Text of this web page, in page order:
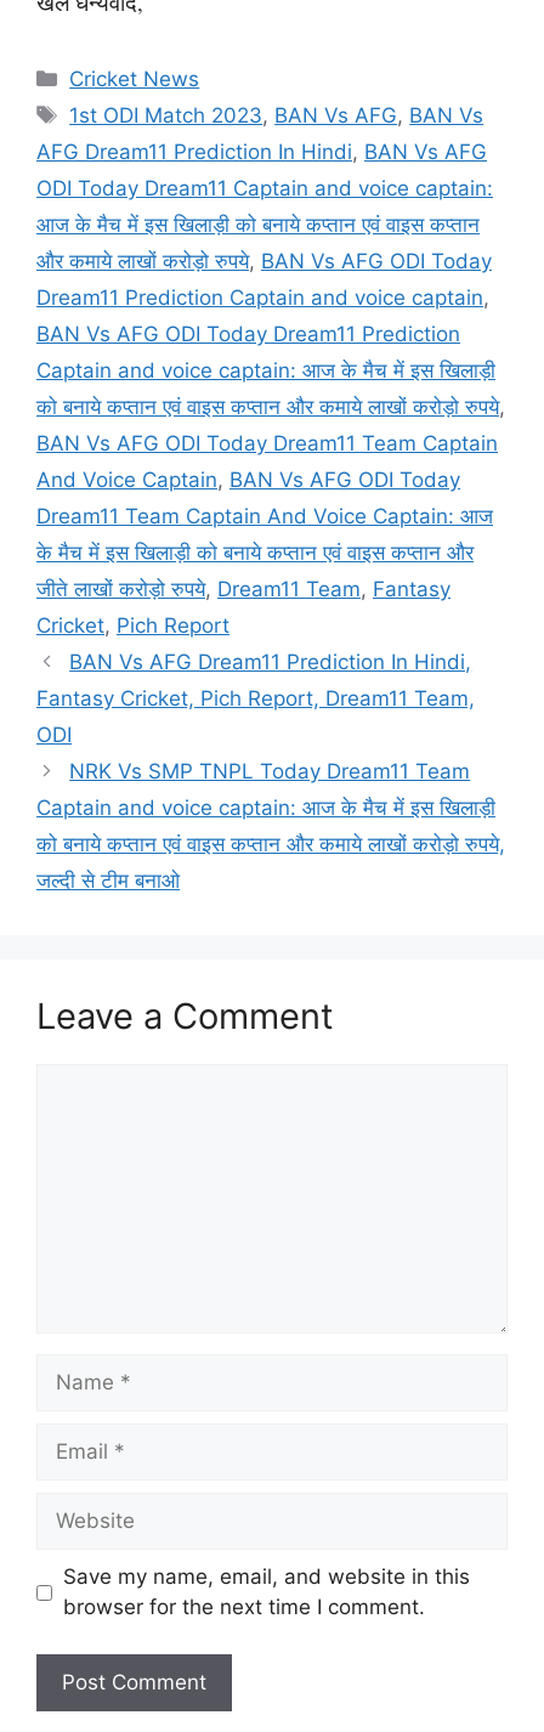
Categories
Cricket News
Tags
1st ODI Match 2023, BAN Vs AFG, BAN Vs
AFG Dream11 Prediction In Hindi, BAN Vs AFG
ODI Today Dream11 Captain and voice captain:
आज के मैच में इस खिलाड़ी को बनाये कप्तान एवं वाइस कप्तान
और कमाये लाखों करोड़ो रुपये, BAN Vs AFG ODI Today
Dream11 Prediction Captain and voice captain,
BAN Vs AFG ODI Today Dream11 Prediction
Captain and voice captain: आज के मैच में इस खिलाड़ी
को बनाये कप्तान एवं वाइस कप्तान और कमाये लाखों करोड़ो रुपये,
BAN Vs AFG ODI Today Dream11 Team Captain
And Voice Captain, BAN Vs AFG ODI Today
Dream11 Team Captain And Voice Captain: आज
के मैच में इस खिलाड़ी को बनाये कप्तान एवं वाइस कप्तान और
जीते लाखों करोड़ो रुपये, Dream11 Team, Fantasy
Cricket, Pich Report
BAN Vs AFG Dream11 Prediction In Hindi,
Fantasy Cricket, Pich Report, Dream11 Team,
ODI
NRK Vs SMP TNPL Today Dream11 Team
Captain and voice captain: आज के मैच में इस खिलाड़ी
को बनाये कप्तान एवं वाइस कप्तान और कमाये लाखों करोड़ो रुपये,
जल्दी से टीम बनाओ
Leave a Comment
Name
Email
Website
Save my name, email, and website in this
browser for the next time I comment.